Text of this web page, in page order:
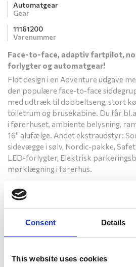
Consent Details
This website uses cookies
Automatgear
Gear
11161200
Varenummer
Face-to-face, adaptiv fartpilot,
forlygter og automatgear!
Flot design i en Adventure udgave
den populære face-to-face
med udtræk til dobbeltseng, stort
toiletrum og brusekabine. Du får
i førerhuset, ambiente belysning,
16" alufælge. Andet ekstraudstyr:
sidevægge i sølv, Nordic-pakke,
LED-forlygter, Elektrisk
mørklægning i førerhus.
Finansiering
Kontakt en sælger
Christian
Telefon: